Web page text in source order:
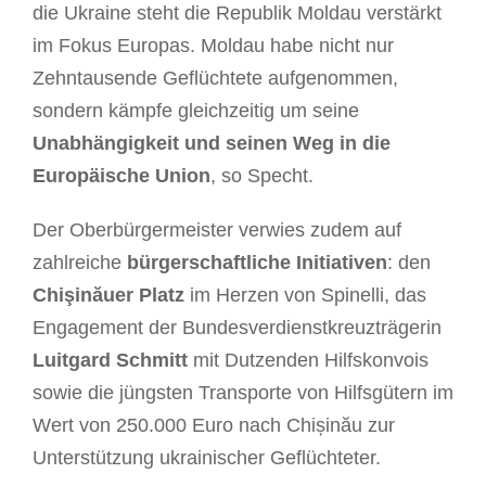
die Ukraine steht die Republik Moldau verstärkt
im Fokus Europas. Moldau habe nicht nur
Zehntausende Geflüchtete aufgenommen,
sondern kämpfe gleichzeitig um seine
Unabhängigkeit und seinen Weg in die
Europäische Union, so Specht.
Der Oberbürgermeister verwies zudem auf
zahlreiche bürgerschaftliche Initiativen: den
Chişinăuer Platz im Herzen von Spinelli, das
Engagement der Bundesverdienstkreuzträgerin
Luitgard Schmitt mit Dutzenden Hilfskonvois
sowie die jüngsten Transporte von Hilfsgütern im
Wert von 250.000 Euro nach Chișinău zur
Unterstützung ukrainischer Geflüchteter.